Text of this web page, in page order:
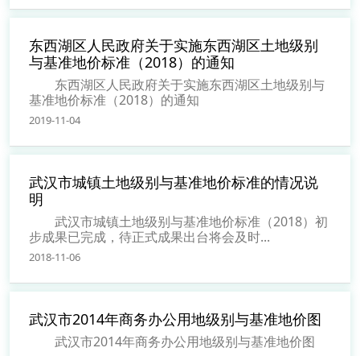
东西湖区人民政府关于实施东西湖区土地级别
与基准地价标准（2018）的通知
东西湖区人民政府关于实施东西湖区土地级别与
基准地价标准（2018）的通知
2019-11-04
武汉市城镇土地级别与基准地价标准的情况说
明
武汉市城镇土地级别与基准地价标准（2018）初
步成果已完成，待正式成果出台将会及时...
2018-11-06
武汉市2014年商务办公用地级别与基准地价图
武汉市2014年商务办公用地级别与基准地价图